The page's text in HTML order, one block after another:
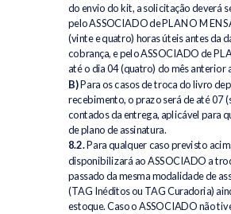
do envio do kit, a solicitação deverá
pelo ASSOCIADO de PLANO
(vinte e quatro) horas úteis antes da
cobrança, e pelo ASSOCIADO de
até o dia 04 (quatro) do mês anterior
B)Para os casos de troca do livro
recebimento, o prazo será de até 07
contados da entrega, aplicável para
de plano de assinatura.
8.2.Para qualquer caso previsto
disponibilizará ao ASSOCIADO a
passado da mesma modalidade de
(TAG Inéditos ou TAG Curadoria)
estoque. Caso o ASSOCIADO não